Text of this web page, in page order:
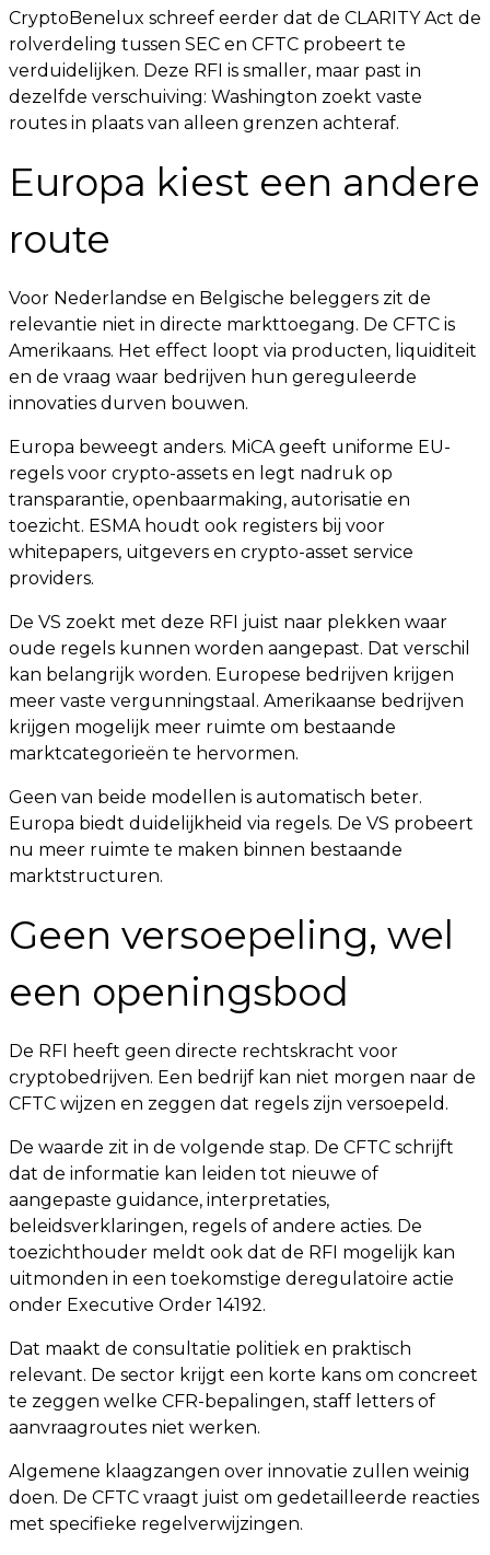
CryptoBenelux schreef eerder dat de CLARITY Act de
rolverdeling tussen SEC en CFTC probeert te
verduidelijken. Deze RFI is smaller, maar past in
dezelfde verschuiving: Washington zoekt vaste
routes in plaats van alleen grenzen achteraf.
Europa kiest een andere
route
Voor Nederlandse en Belgische beleggers zit de
relevantie niet in directe markttoegang. De CFTC is
Amerikaans. Het effect loopt via producten, liquiditeit
en de vraag waar bedrijven hun gereguleerde
innovaties durven bouwen.
Europa beweegt anders. MiCA geeft uniforme EU-
regels voor crypto-assets en legt nadruk op
transparantie, openbaarmaking, autorisatie en
toezicht. ESMA houdt ook registers bij voor
whitepapers, uitgevers en crypto-asset service
providers.
De VS zoekt met deze RFI juist naar plekken waar
oude regels kunnen worden aangepast. Dat verschil
kan belangrijk worden. Europese bedrijven krijgen
meer vaste vergunningstaal. Amerikaanse bedrijven
krijgen mogelijk meer ruimte om bestaande
marktcategorieën te hervormen.
Geen van beide modellen is automatisch beter.
Europa biedt duidelijkheid via regels. De VS probeert
nu meer ruimte te maken binnen bestaande
marktstructuren.
Geen versoepeling, wel
een openingsbod
De RFI heeft geen directe rechtskracht voor
cryptobedrijven. Een bedrijf kan niet morgen naar de
CFTC wijzen en zeggen dat regels zijn versoepeld.
De waarde zit in de volgende stap. De CFTC schrijft
dat de informatie kan leiden tot nieuwe of
aangepaste guidance, interpretaties,
beleidsverklaringen, regels of andere acties. De
toezichthouder meldt ook dat de RFI mogelijk kan
uitmonden in een toekomstige deregulatoire actie
onder Executive Order 14192.
Dat maakt de consultatie politiek en praktisch
relevant. De sector krijgt een korte kans om concreet
te zeggen welke CFR-bepalingen, staff letters of
aanvraagroutes niet werken.
Algemene klaagzangen over innovatie zullen weinig
doen. De CFTC vraagt juist om gedetailleerde reacties
met specifieke regelverwijzingen.